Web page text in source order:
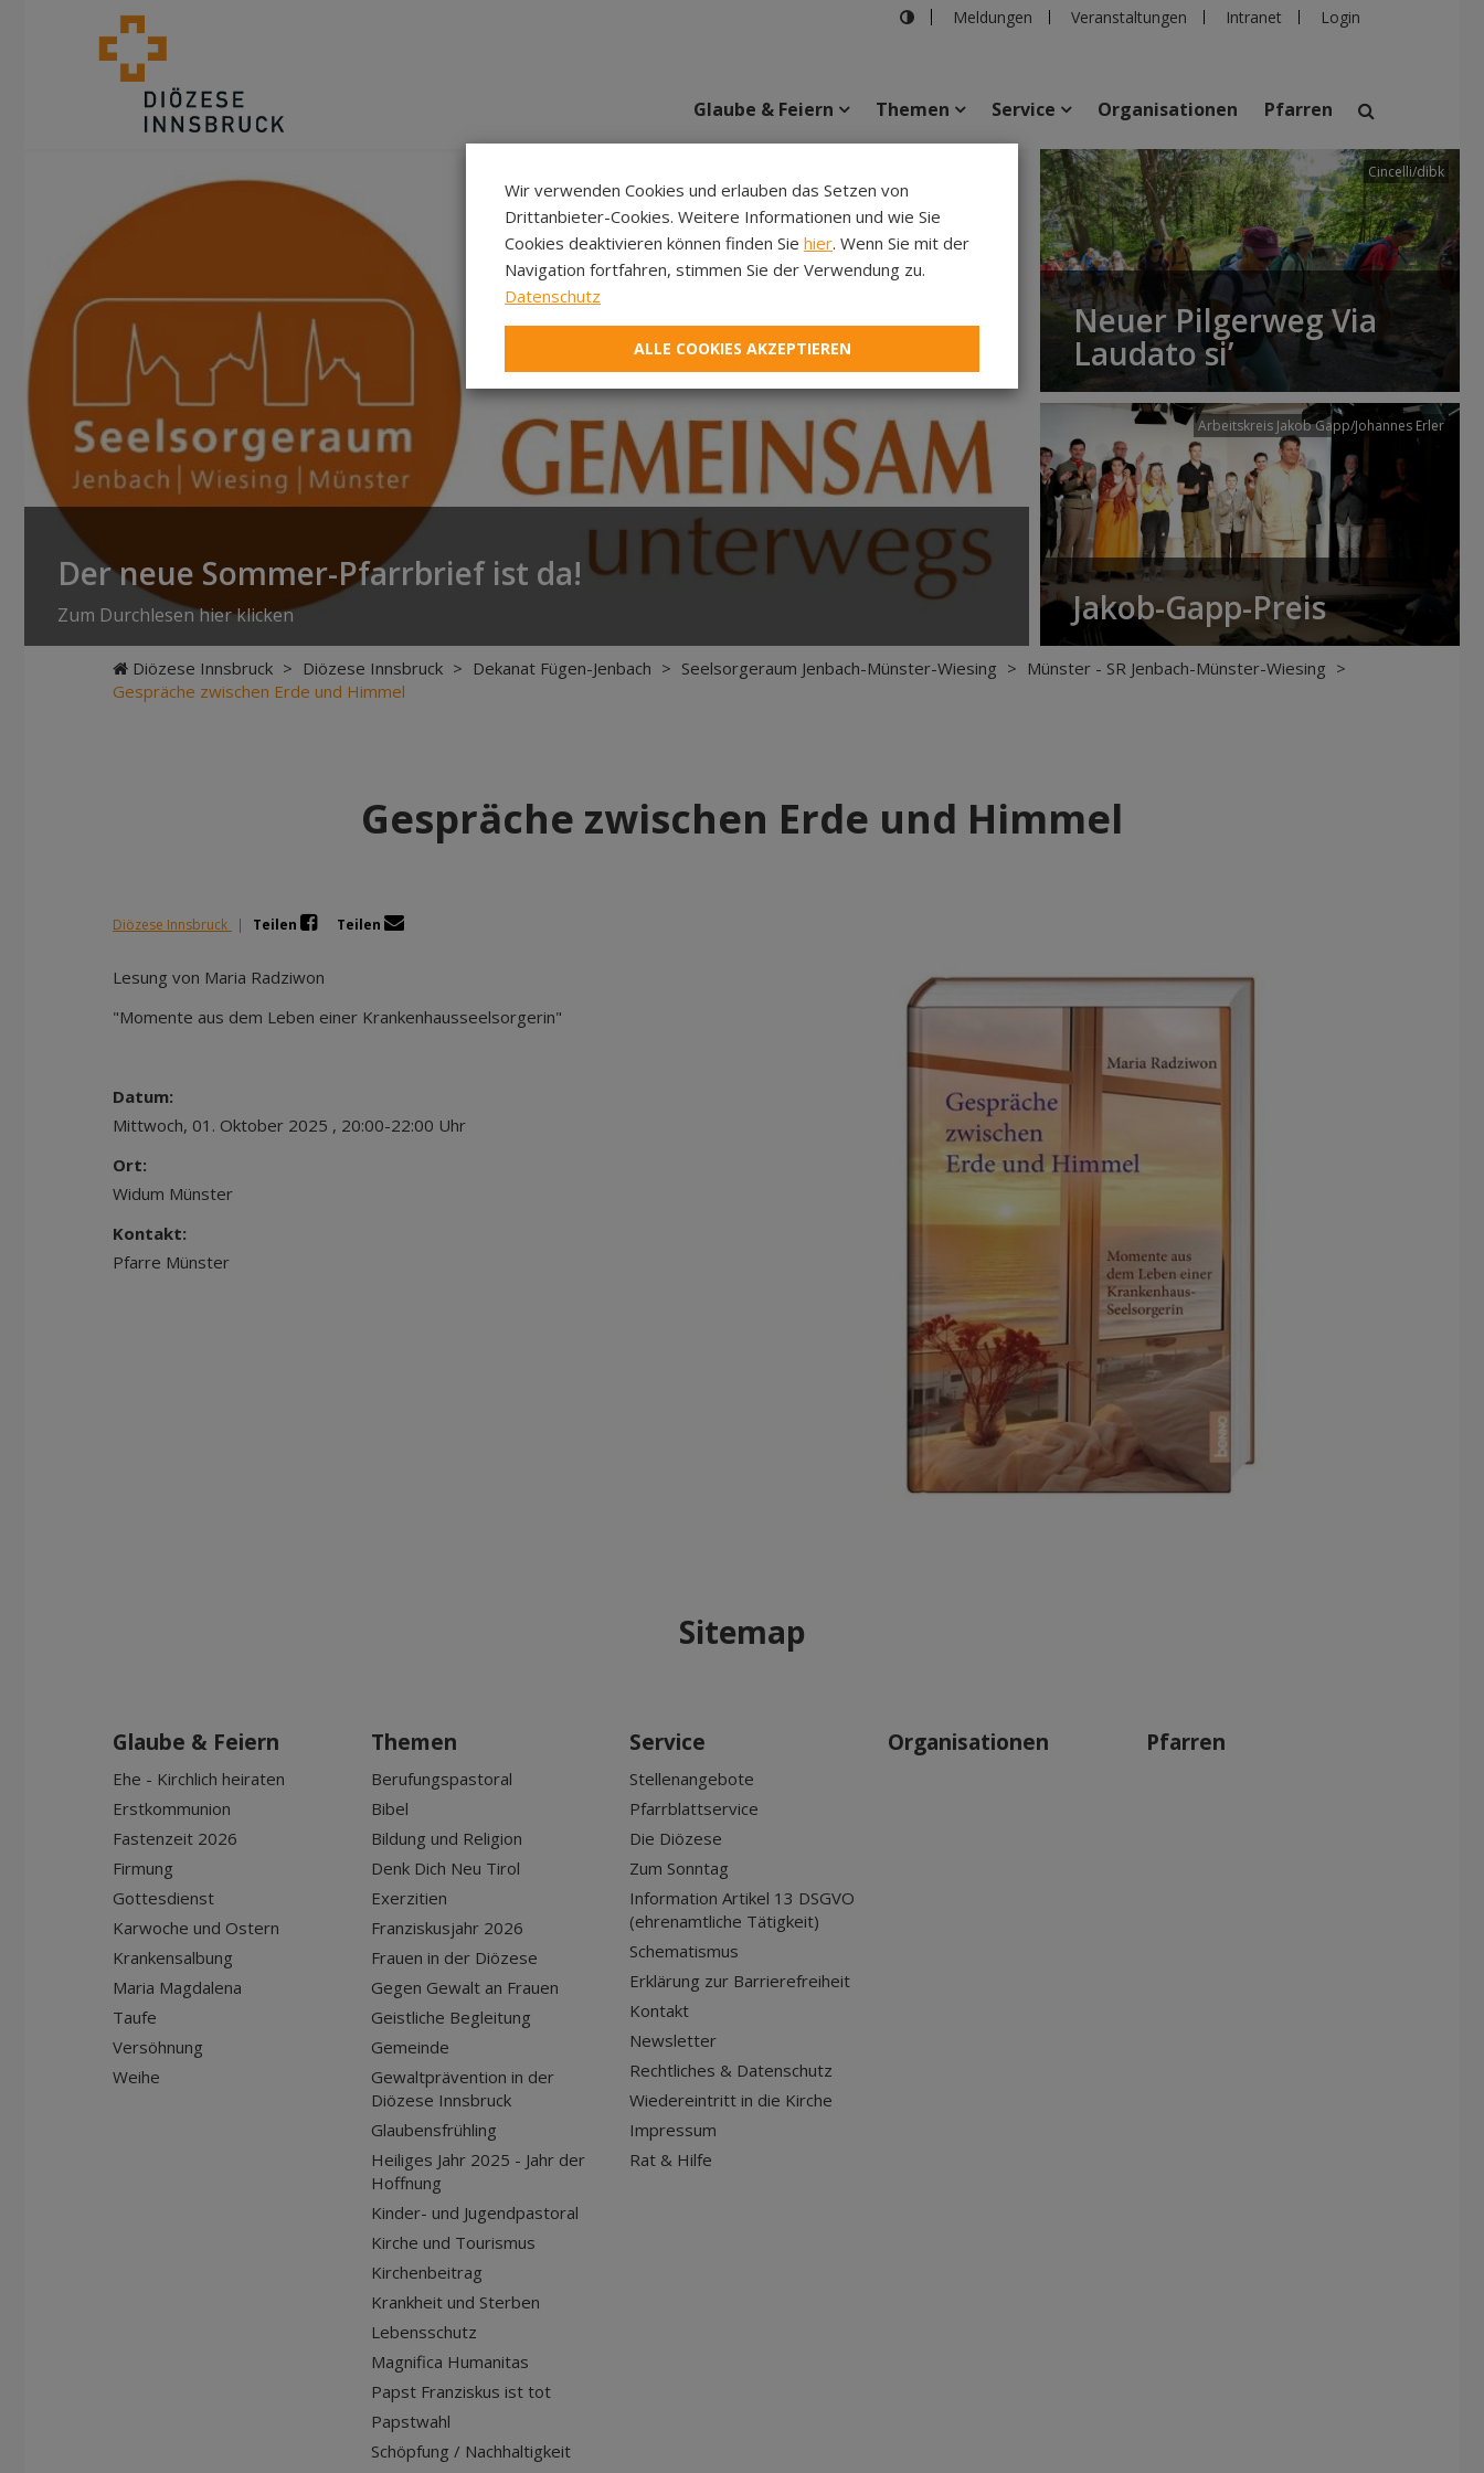
Meldungen Veranstaltungen Intranet Login
suchen
Veranstaltungen Personen Pfarren Einrichtungen
Glaube & Feiern Themen Service Organisationen Pfarren
Der neue Sommer-Pfarrbrief ist da!
Zum Durchlesen hier klicken
Cincelli/dibk
Neuer Pilgerweg Via
Laudato si’
Arbeitskreis Jakob Gapp/Johannes Erler
Jakob-Gapp-Preis
Diözese Innsbruck > Diözese Innsbruck > Dekanat Fügen-Jenbach > Seelsorgeraum Jenbach-Münster-Wiesing > Münster - SR Jenbach-Münster-Wiesing >
Gespräche zwischen Erde und Himmel
Gespräche zwischen Erde und Himmel
Diözese Innsbruck | Teilen Teilen
Lesung von Maria Radziwon
"Momente aus dem Leben einer Krankenhausseelsorgerin"
Datum:
Mittwoch, 01. Oktober 2025 , 20:00-22:00 Uhr
Ort:
Widum Münster
Kontakt:
Pfarre Münster
Sitemap
Glaube & Feiern
Ehe - Kirchlich heiraten
Erstkommunion
Fastenzeit 2026
Firmung
Gottesdienst
Karwoche und Ostern
Krankensalbung
Maria Magdalena
Taufe
Versöhnung
Weihe
Themen
Berufungspastoral
Bibel
Bildung und Religion
Denk Dich Neu Tirol
Exerzitien
Franziskusjahr 2026
Frauen in der Diözese
Gegen Gewalt an Frauen
Geistliche Begleitung
Gemeinde
Gewaltprävention in der
Diözese Innsbruck
Glaubensfrühling
Heiliges Jahr 2025 - Jahr der
Hoffnung
Kinder- und Jugendpastoral
Kirche und Tourismus
Kirchenbeitrag
Krankheit und Sterben
Lebensschutz
Magnifica Humanitas
Papst Franziskus ist tot
Papstwahl
Schöpfung / Nachhaltigkeit
Service
Stellenangebote
Pfarrblattservice
Die Diözese
Zum Sonntag
Information Artikel 13 DSGVO
(ehrenamtliche Tätigkeit)
Schematismus
Erklärung zur Barrierefreiheit
Kontakt
Newsletter
Rechtliches & Datenschutz
Wiedereintritt in die Kirche
Impressum
Rat & Hilfe
Organisationen Pfarren
Wir verwenden Cookies und erlauben das Setzen von
Drittanbieter-Cookies. Weitere Informationen und wie Sie
Cookies deaktivieren können finden Sie hier. Wenn Sie mit der
Navigation fortfahren, stimmen Sie der Verwendung zu.
Datenschutz
ALLE COOKIES AKZEPTIEREN